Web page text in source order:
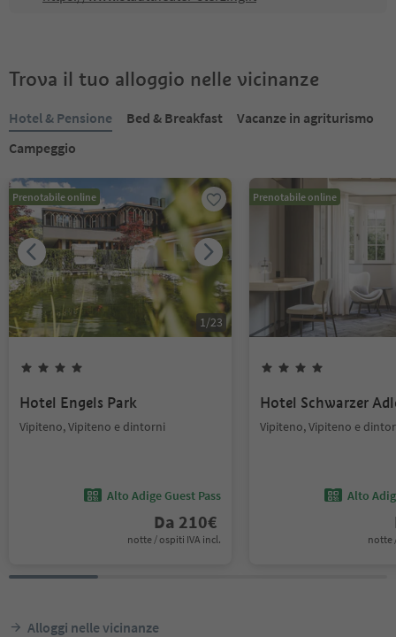
Trova il tuo alloggio nelle vicinanze
Hotel & Pensione Bed & Breakfast
Vacanze in agriturismo
Campeggio
Prenotabile online
1/23
Hotel Engels Park
Vipiteno, Vipiteno e dintorni
Alto Adige Guest Pass
Da 210€
notte / ospiti IVA incl.
Prenotabile online
Hotel Schwarzer
Vipiteno, Vipiteno e
Alto
notte
Alloggi nelle vicinanze